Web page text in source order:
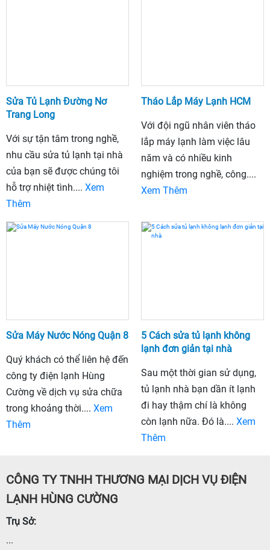
Sửa Tủ Lạnh Đường Nơ
Trang Long
Với sự tận tâm trong nghề,
nhu cầu sửa tủ lạnh tại nhà
của bạn sẽ được chúng tôi
hỗ trợ nhiệt tình.... Xem
Thêm
Tháo Lắp Máy Lạnh HCM
Với đội ngũ nhân viên tháo
lắp máy lạnh làm việc lâu
năm và có nhiều kinh
nghiệm trong nghề, công....
Xem Thêm
Sửa Máy Nước Nóng Quận 8
Quý khách có thể liên hệ đến
công ty điện lạnh Hùng
Cường về dịch vụ sửa chữa
trong khoảng thời.... Xem
Thêm
5 Cách sửa tủ lạnh không
lạnh đơn giản tại nhà
Sau một thời gian sử dụng,
tủ lạnh nhà bạn dần ít lạnh
đi hay thậm chí là không
còn lạnh nữa. Đó là.... Xem
Thêm
CÔNG TY TNHH THƯƠNG MẠI DỊCH VỤ ĐIỆN
LẠNH HÙNG CƯỜNG
Trụ Sở:
...